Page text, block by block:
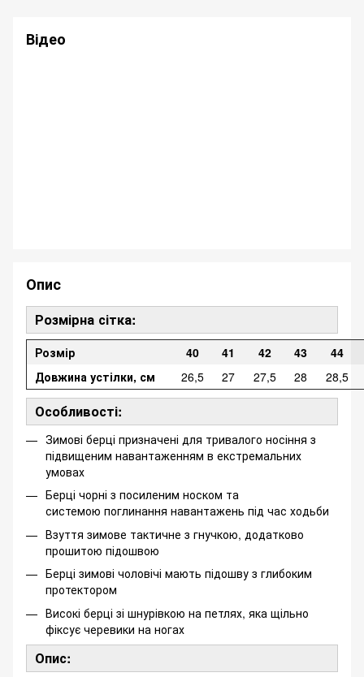
Відео
Опис
Розмірна сітка:
Розмір 40 41 42 43
44
Довжина устілки, см
26,5 27 27,5 28 28,5
Особливості:
Зимові берці призначені для тривалого носіння з
підвищеним навантаженням в екстремальних
умовах
Берці чорні з посиленим носком та
системою поглинання навантажень під час ходьби
Взуття зимове тактичне з гнучкою, додатково
прошитою підошвою
Берці зимові чоловічі мають підошву з глибоким
протектором
Високі берці зі шнурівкою на петлях, яка щільно
фіксує черевики на ногах
Опис: